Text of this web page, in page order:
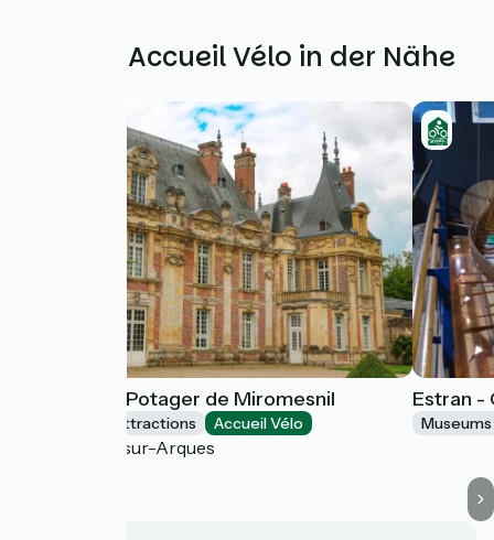
Weitere Accueil Vélo in der Nähe
Château et Potager de Miromesnil
Museums & attractions Accueil Vélo
Tourville-sur-Arques
Estran -